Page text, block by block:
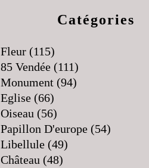
Catégories
Fleur (115)
85 Vendée (111)
Monument (94)
Eglise (66)
Oiseau (56)
Papillon D'europe (54)
Libellule (49)
Château (48)